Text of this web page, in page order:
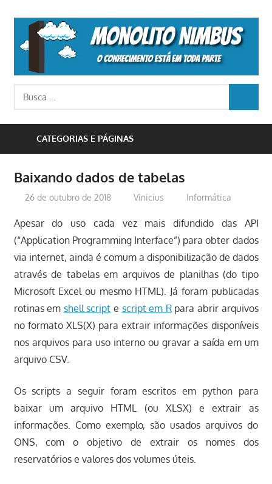
content
o
conhecimento
Busca
para:
CATEGORIAS E PÁGINAS
Baixando dados de tabelas
26 de outubro de 2018 Vinicius Informática
Apesar do uso cada vez mais difundido das API
(“Application Programming Interface”) para obter dados
via internet, ainda é comum a disponibilização de dados
através de tabelas em arquivos de planilhas (do tipo
Microsoft Excel ou mesmo HTML). Já foram publicadas
rotinas em shell script e script em Rpara abrir arquivos
no formato XLS(X) para extrair informações disponíveis
nos arquivos para uso interno ou gravar a saída em um
arquivo CSV.
Os scripts a seguir foram escritos em python para
baixar um arquivo HTML (ou XLSX) e extrair as
informações. Como exemplo, são usados arquivos do
ONS, com o objetivo de extrair os nomes dos
reservatórios e valores dos volumes úteis.